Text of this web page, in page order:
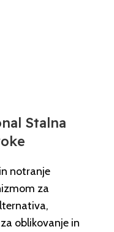
Stalna
notranje
za
oblikovanje in